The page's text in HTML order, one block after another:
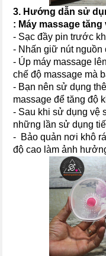
3. Hướng dẫn sử
: Máy massage
- Sạc đầy pin trước
- Nhấn giữ nút nguồn
- Úp máy massage
chế độ massage mà
- Bạn nên sử dụng
massage để tăng độ
- Sau khi sử dụng vệ
những lần sử dụng
- Bảo quản nơi khô
độ cao làm ảnh